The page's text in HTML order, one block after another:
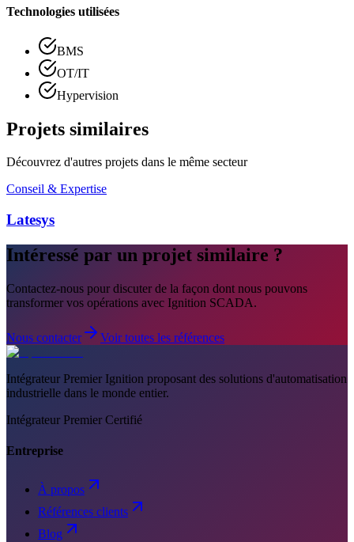
Technologies utilisées
BMS
OT/IT
Hypervision
Projets similaires
Découvrez d'autres projets dans le même secteur
Conseil & Expertise
Latesys
Intéressé par un projet similaire ?
Contactez-nous pour discuter de la façon dont nous pouvons
transformer vos opérations avec Ignition SCADA.
Nous contacter Voir toutes les références
Intégrateur Premier Ignition proposant des solutions d'automatisation
industrielle dans le monde entier.
Intégrateur Premier Certifié
Entreprise
À propos
Références clients
Blog